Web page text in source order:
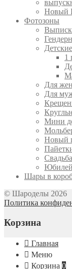
Новый
Фотозоны
Детские
1
Для
Для
Мини
Новый
Свадьба
Юбилей
Шары в
© Шароделы 2026
Политика
Корзина
Главная
Меню
Корзина 0